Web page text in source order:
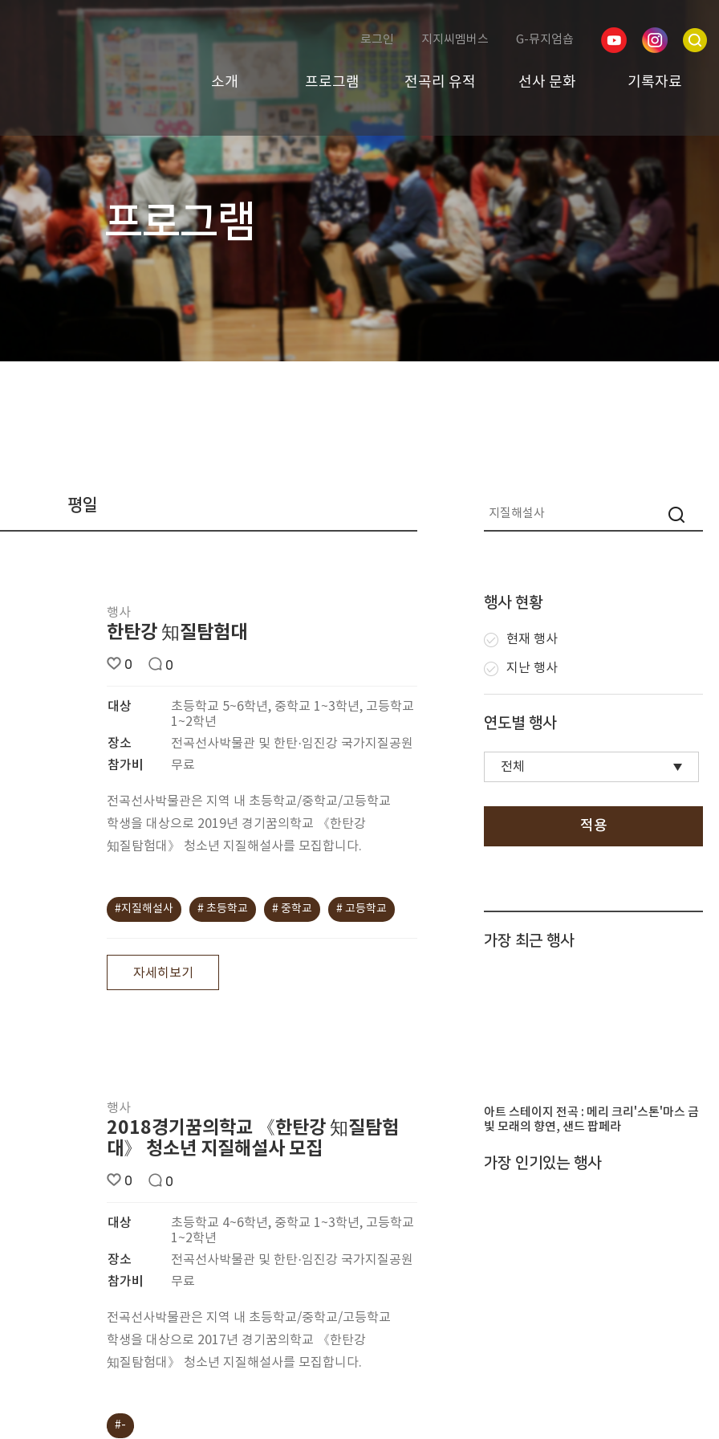
로그인 지지씨멤버스 G-뮤지엄숍
소개 프로그램 전곡리 유적 선사 문화 기록자료
프로그램
평일
행사
한탄강 知질탐험대
0 0
대상
초등학교 5~6학년, 중학교 1~3학년, 고등학교
1~2학년
장소
전곡선사박물관 및 한탄·임진강 국가지질공원
참가비
무료
전곡선사박물관은 지역 내 초등학교/중학교/고등학교
학생을 대상으로 2019년 경기꿈의학교 《한탄강
知질탐험대》 청소년 지질해설사를 모집합니다.
#지질해설사 # 초등학교 # 중학교 # 고등학교
자세히보기
행사
2018경기꿈의학교 《한탄강 知질탐험
대》 청소년 지질해설사 모집
0 0
대상
초등학교 4~6학년, 중학교 1~3학년, 고등학교
1~2학년
장소
전곡선사박물관 및 한탄·임진강 국가지질공원
참가비
무료
전곡선사박물관은 지역 내 초등학교/중학교/고등학교
학생을 대상으로 2017년 경기꿈의학교 《한탄강
知질탐험대》 청소년 지질해설사를 모집합니다.
#-
행사 현황
현재 행사
지난 행사
연도별 행사
적용
가장 최근 행사
아트 스테이지 전곡 : 메리 크리'스톤'마스 금
빛 모래의 향연, 샌드 팝페라
가장 인기있는 행사